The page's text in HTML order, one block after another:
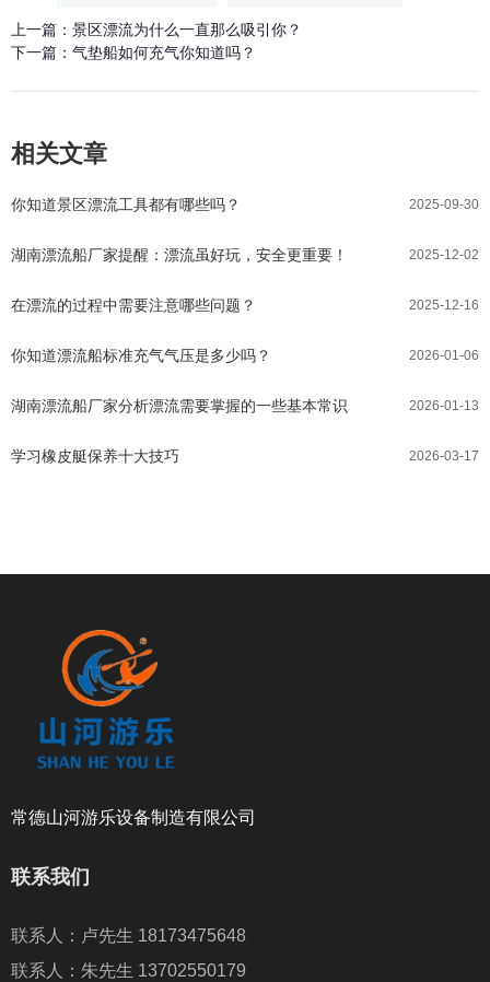
上一篇： 景区漂流为什么一直那么吸引你？
下一篇： 气垫船如何充气你知道吗？
相关文章
2025-09-30
你知道景区漂流工具都有哪些吗？
2025-12-02
湖南漂流船厂家提醒：漂流虽好玩，安全更重要！
2025-12-16
在漂流的过程中需要注意哪些问题？
2026-01-06
你知道漂流船标准充气气压是多少吗？
2026-01-13
湖南漂流船厂家分析漂流需要掌握的一些基本常识
2026-03-17
学习橡皮艇保养十大技巧
常德山河游乐设备制造有限公司
联系我们
联系人：卢先生 18173475648
联系人：朱先生 13702550179